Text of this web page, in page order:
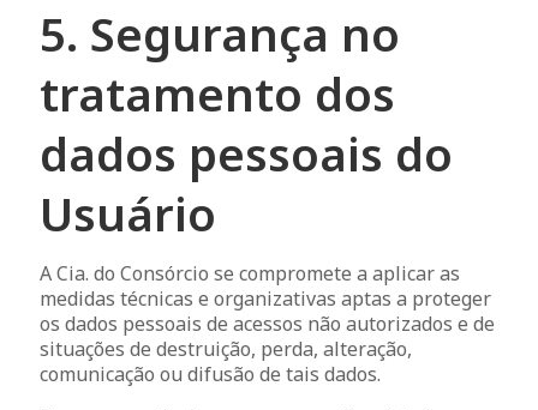
5. Segurança no
tratamento dos
dados pessoais do
Usuário
A Cia. do Consórcio se compromete a aplicar as
medidas técnicas e organizativas aptas a proteger
os dados pessoais de acessos não autorizados e de
situações de destruição, perda, alteração,
comunicação ou difusão de tais dados.